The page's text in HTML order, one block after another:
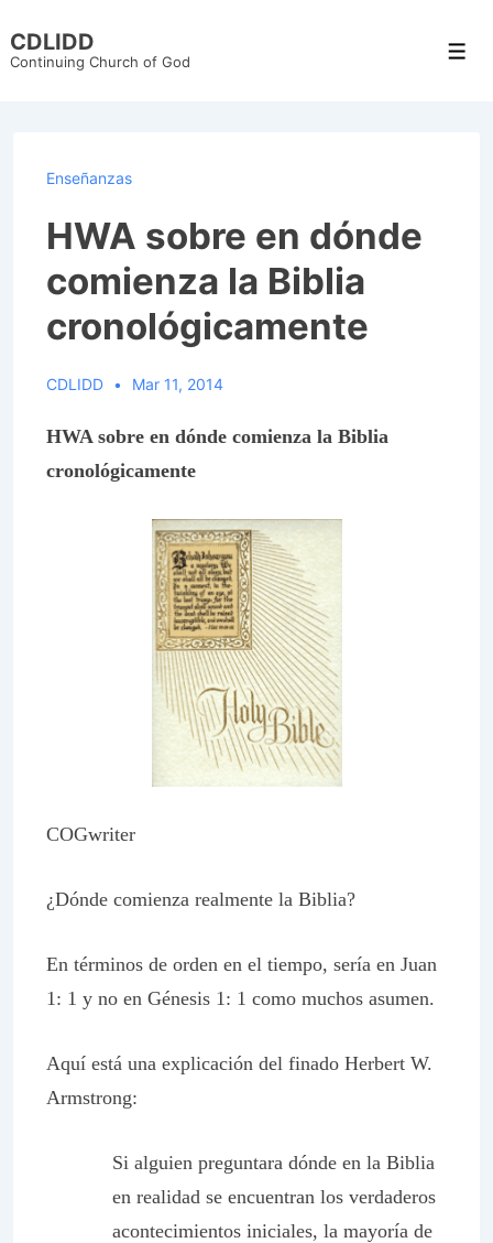
Skip
CDLIDD
Continuing Church of God
Enseñanzas
HWA sobre en dónde
comienza la Biblia
cronológicamente
CDLIDD Mar 11, 2014
HWA sobre en dónde comienza la Biblia
cronológicamente
COGwriter
¿Dónde comienza realmente la Biblia?
En términos de orden en el tiempo, sería en Juan
1: 1 y no en Génesis 1: 1 como muchos asumen.
Aquí está una explicación del finado Herbert W.
Armstrong:
Si alguien preguntara dónde en la Biblia
en realidad se encuentran los verdaderos
acontecimientos iniciales, la mayoría de